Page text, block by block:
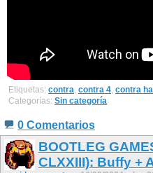
Etiquetas: contra contra 4 contra
Categorías: Sin categoría
0 Comentarios
BOOTLEG
CLXXIII): Buffy +